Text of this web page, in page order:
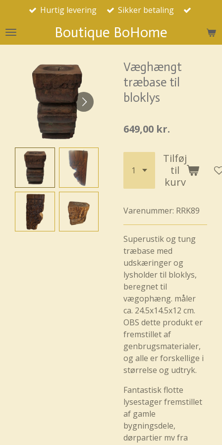
Spring
hovedindhold Boutique BoHome
Hurtig levering Sikker betaling
Væghængt
træbase til
bloklys
649,00 kr.
Tilføj
til
kurv
Varenummer: RRK89
Superustik og tung
træbase med
udskæringer og
lysholder til bloklys,
beregnet til
vægophæng. måler
ca. 24.5x14.5x12 cm.
OBS dette produkt er
fremstillet af
genbrugsmaterialer,
og alle er forskellige i
størrelse og udtryk.
Fantastisk flotte
lysestager fremstillet
af gamle
bygningsdele,
dørpartier mv fra